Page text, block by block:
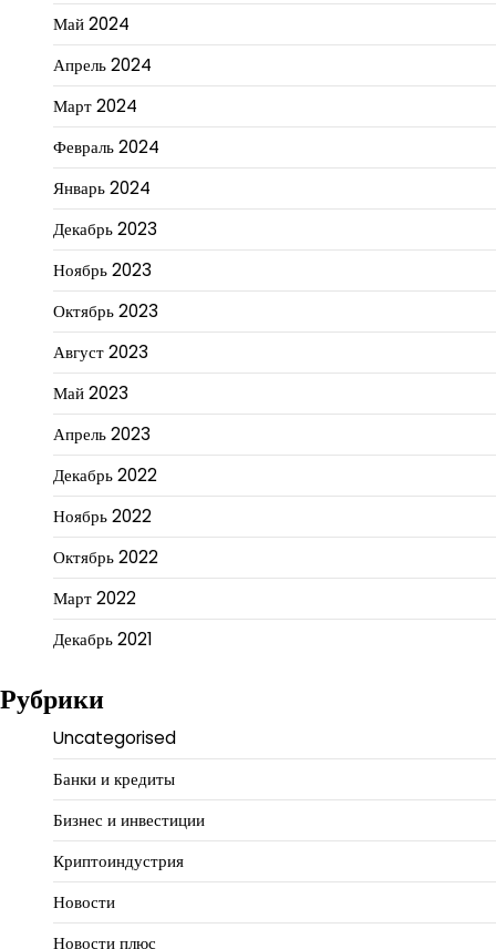
Май 2024
Апрель 2024
Март 2024
Февраль 2024
Январь 2024
Декабрь 2023
Ноябрь 2023
Октябрь 2023
Август 2023
Май 2023
Апрель 2023
Декабрь 2022
Ноябрь 2022
Октябрь 2022
Март 2022
Декабрь 2021
Рубрики
Uncategorised
Банки и кредиты
Бизнес и инвестиции
Криптоиндустрия
Новости
Новости плюс